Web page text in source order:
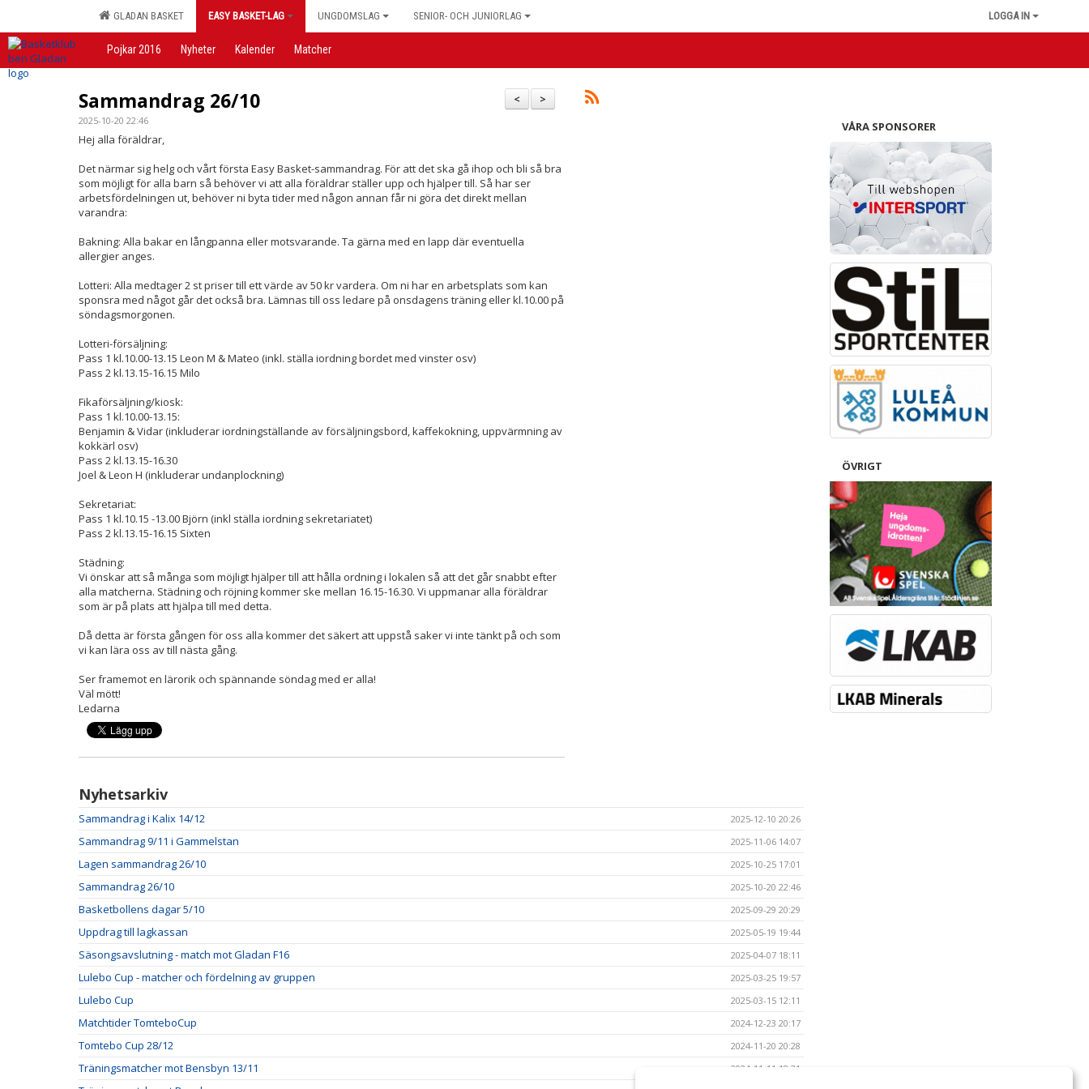
GLADAN BASKET EASY BASKET-LAG UNGDOMSLAG SENIOR- OCH JUNIORLAG LOGGA IN
Pojkar 2016 Nyheter Kalender Matcher
>
<
Sammandrag 26/10
2025-10-20 22:46
Hej alla föräldrar,
Det närmar sig helg och vårt första Easy Basket-sammandrag. För att det ska gå ihop och bli så bra
som möjligt för alla barn så behöver vi att alla föräldrar ställer upp och hjälper till. Så har ser
arbetsfördelningen ut, behöver ni byta tider med någon annan får ni göra det direkt mellan
varandra:
Bakning: Alla bakar en långpanna eller motsvarande. Ta gärna med en lapp där eventuella
allergier anges.
Lotteri: Alla medtager 2 st priser till ett värde av 50 kr vardera. Om ni har en arbetsplats som kan
sponsra med något går det också bra. Lämnas till oss ledare på onsdagens träning eller kl.10.00 på
söndagsmorgonen.
Lotteri-försäljning:
Pass 1 kl.10.00-13.15 Leon M & Mateo (inkl. ställa iordning bordet med vinster osv)
Pass 2 kl.13.15-16.15 Milo
Fikaförsäljning/kiosk:
Pass 1 kl.10.00-13.15:
Benjamin & Vidar (inkluderar iordningställande av försäljningsbord, kaffekokning, uppvärmning av
kokkärl osv)
Pass 2 kl.13.15-16.30
Joel & Leon H (inkluderar undanplockning)
Sekretariat:
Pass 1 kl.10.15 -13.00 Björn (inkl ställa iordning sekretariatet)
Pass 2 kl.13.15-16.15 Sixten
Städning:
Vi önskar att så många som möjligt hjälper till att hålla ordning i lokalen så att det går snabbt efter
alla matcherna. Städning och röjning kommer ske mellan 16.15-16.30. Vi uppmanar alla föräldrar
som är på plats att hjälpa till med detta.
Då detta är första gången för oss alla kommer det säkert att uppstå saker vi inte tänkt på och som
vi kan lära oss av till nästa gång.
Ser framemot en lärorik och spännande söndag med er alla!
Väl mött!
Ledarna
Nyhetsarkiv
Sammandrag i Kalix 14/12 2025-12-10 20:26
Sammandrag 9/11 i Gammelstan 2025-11-06 14:07
Lagen sammandrag 26/10 2025-10-25 17:01
Sammandrag 26/10 2025-10-20 22:46
Basketbollens dagar 5/10 2025-09-29 20:29
Uppdrag till lagkassan 2025-05-19 19:44
Säsongsavslutning - match mot Gladan F16 2025-04-07 18:11
Lulebo Cup - matcher och fördelning av gruppen 2025-03-25 19:57
Lulebo Cup 2025-03-15 12:11
Matchtider TomteboCup 2024-12-23 20:17
Tomtebo Cup 28/12 2024-11-20 20:28
Träningsmatcher mot Bensbyn 13/11 2024-11-11 18:31
VÅRA SPONSORER
ÖVRIGT